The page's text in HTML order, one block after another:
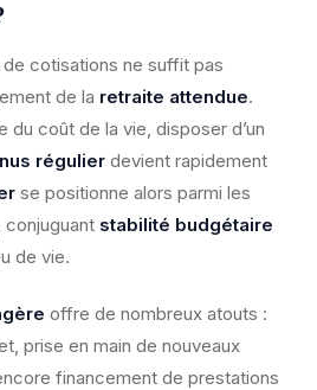
cotisations ne suffit pas
de la retraite attendue.
du coût de la vie, disposer d’un
régulier devient rapidement
se positionne alors parmi les
conjuguant stabilité budgétaire
de vie.
offre de nombreux atouts :
prise en main de nouveaux
financement de prestations